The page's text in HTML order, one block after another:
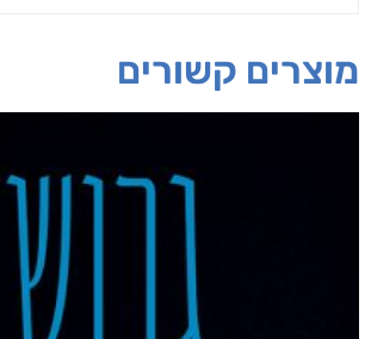
מוצרים קשורים